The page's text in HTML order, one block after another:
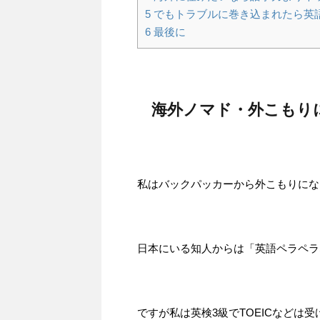
5 でもトラブルに巻き込まれたら英
6 最後に
海外ノマド・外こもり
私はバックパッカーから外こもりに
日本にいる知人からは「英語ペラペ
ですが私は英検3級でTOEICなどは